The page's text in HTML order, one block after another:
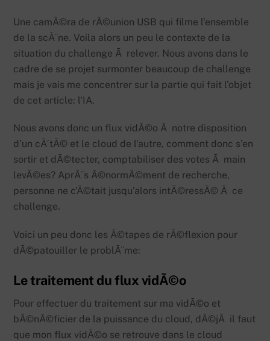
Une camÃ©ra de rÃ©union USB qui filme l’ensemble
de la scÃ¨ne. Voila alors un peu le contexte de la
situation du challenge Ã relever. Nous avons dans le
cadre de se projet surmonter beaucoup de challenge
mais je vais me concentrer sur la partie qui fait l’objet
de cet article: l’IA.
Nous avons donc un flux vidÃ©o Ã notre disposition
d’un cÃ´tÃ© et le cloud de l’autre, comment donc s’en
sortir et dÃ©tecter, comptabiliser des votes Ã main
levÃ©es? AprÃ¨s Ã©normÃ©ment de recherche,
personne ne c’Ã©tait jusqu’alors intÃ©ressÃ© Ã ce
challenge.
Voici un peu donc les Ã©tapes de rÃ©flexion pour
dÃ©patouiller le problÃ¨me:
Le traitement du flux vidÃ©o
Pour effectuer du traitement sur ma vidÃ©o et
bÃ©nÃ©ficier de la puissance du cloud, dÃ©jÃ il faut
que mon flux vidÃ©o se retrouve dans le cloud